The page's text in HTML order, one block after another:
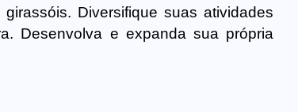
Diversifique suas atividades
Desenvolva e expanda sua própria